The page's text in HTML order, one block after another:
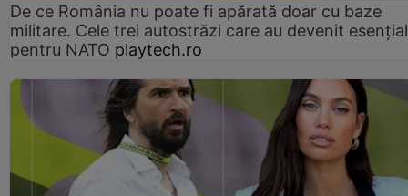
De ce România nu poate fi apărată doar cu baze
militare. Cele trei autostrăzi care au devenit
pentru NATO playtech.ro